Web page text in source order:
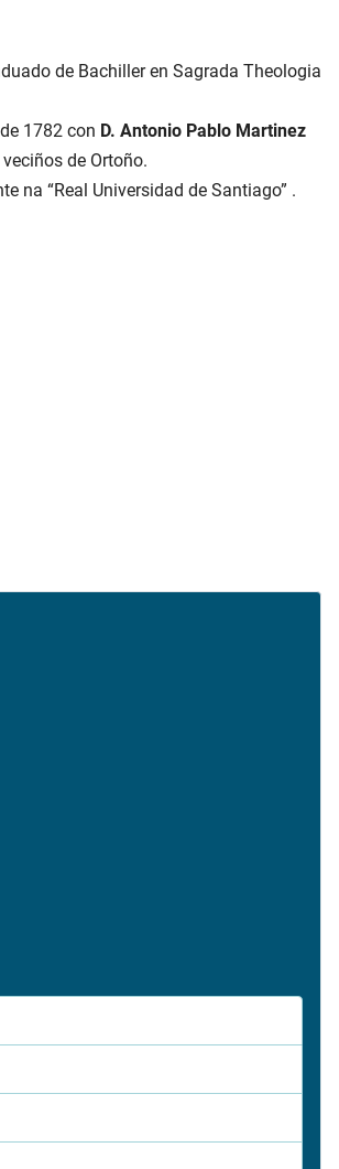
de Bachiller en Sagrada Theologia
1782 con D. Antonio Pablo Martinez
de Ortoño.
na “Real Universidad de Santiago” .